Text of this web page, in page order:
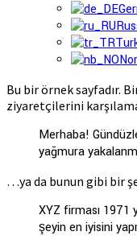
Bu bir örnek sayfadır.
ziyaretçilerini
Merhaba!
yağmura
…ya da bunun gibi bir
XYZ firması 1971
şeyin en iyisini